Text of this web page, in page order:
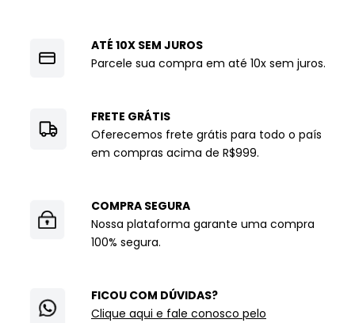
ATÉ 10X SEM JUROS
Parcele sua compra em até 10x sem juros.
FRETE GRÁTIS
Oferecemos frete grátis para todo o país
em compras acima de R$999.
COMPRA SEGURA
Nossa plataforma garante uma compra
100% segura.
FICOU COM DÚVIDAS?
Clique aqui e fale conosco pelo